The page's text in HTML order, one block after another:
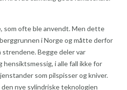
som ofte ble anvendt. Men dette
i Norge og måtte derfor
Begge deler var
i alle fall ikke for
som pilspisser og kniver.
nye sylindriske teknologien